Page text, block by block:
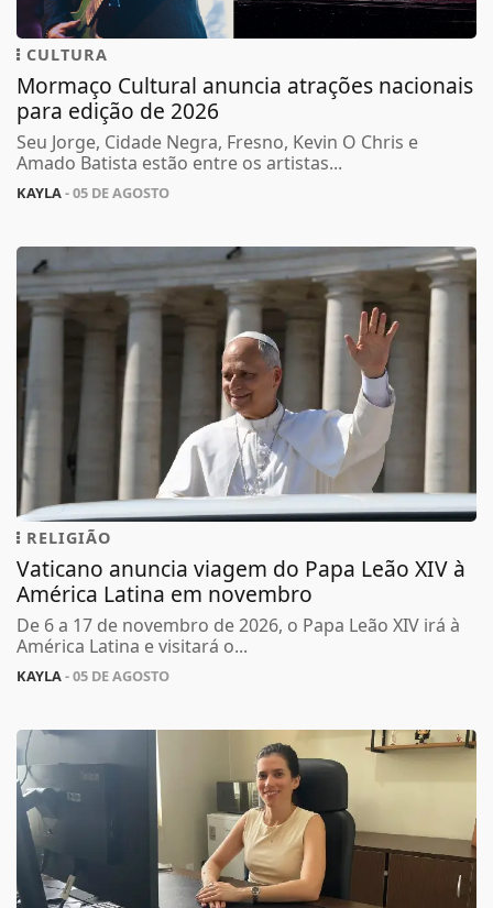
CULTURA
Mormaço Cultural anuncia atrações nacionais
para edição de 2026
Seu Jorge, Cidade Negra, Fresno, Kevin O Chris e
Amado Batista estão entre os artistas...
KAYLA- 05 DE AGOSTO
RELIGIÃO
Vaticano anuncia viagem do Papa Leão XIV à
América Latina em novembro
De 6 a 17 de novembro de 2026, o Papa Leão XIV irá à
América Latina e visitará o...
KAYLA- 05 DE AGOSTO